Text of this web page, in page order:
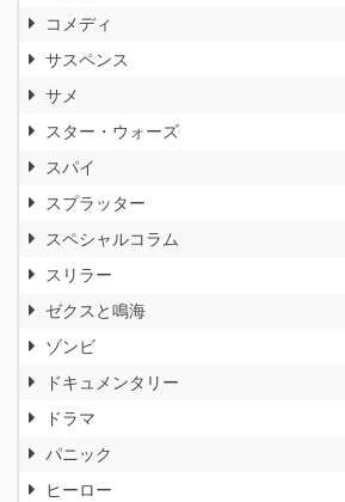
コメディ
サスペンス
サメ
スター・ウォーズ
スパイ
スプラッター
スペシャルコラム
スリラー
ゼクスと鳴海
ゾンビ
ドキュメンタリー
ドラマ
パニック
ヒーロー